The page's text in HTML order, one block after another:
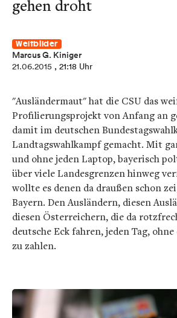
gehen droht
Weltbilder
Marcus G. Kiniger
21.06.2015 , 21:18 Uhr
"Ausländermaut" hat die CSU das
Profilierungsprojekt von Anfang an
damit im deutschen
Landtagswahlkampf gemacht. Mit
und ohne jeden Laptop, bayerisch
über viele Landesgrenzen hinweg
wollte es denen da draußen schon
Bayern. Den Ausländern, diesen
diesen Österreichern, die da
deutsche Eck fahren, jeden Tag,
zu zahlen.